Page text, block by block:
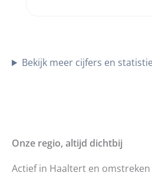
Bekijk meer cijfers en
Onze regio, altijd dichtbij
Actief in Haaltert en